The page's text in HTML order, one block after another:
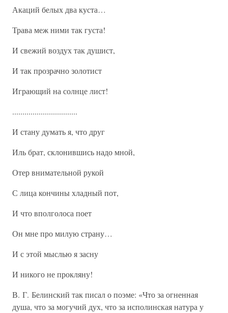
Акаций белых два куста…
Трава меж ними так густа!
И свежий воздух так душист,
И так прозрачно золотист
Играющий на солнце лист!
................................
И стану думать я, что друг
Иль брат, склонившись надо мной,
Отер внимательной рукой
С лица кончины хладный пот,
И что вполголоса поет
Он мне про милую страну…
И с этой мыслью я засну
И никого не прокляну!
В. Г. Белинский так писал о поэме: «Что за огненная
душа, что за могучий дух, что за исполинская натура у